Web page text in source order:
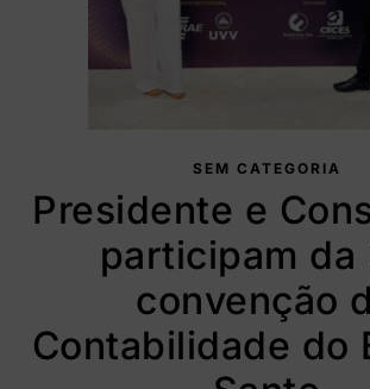
SEM CATEGORIA
Presidente e
participam da
convenção
Contabilidade do